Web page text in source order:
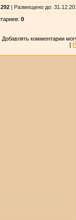
292| Размещено до:
: 0
Добавлять комментарии
[